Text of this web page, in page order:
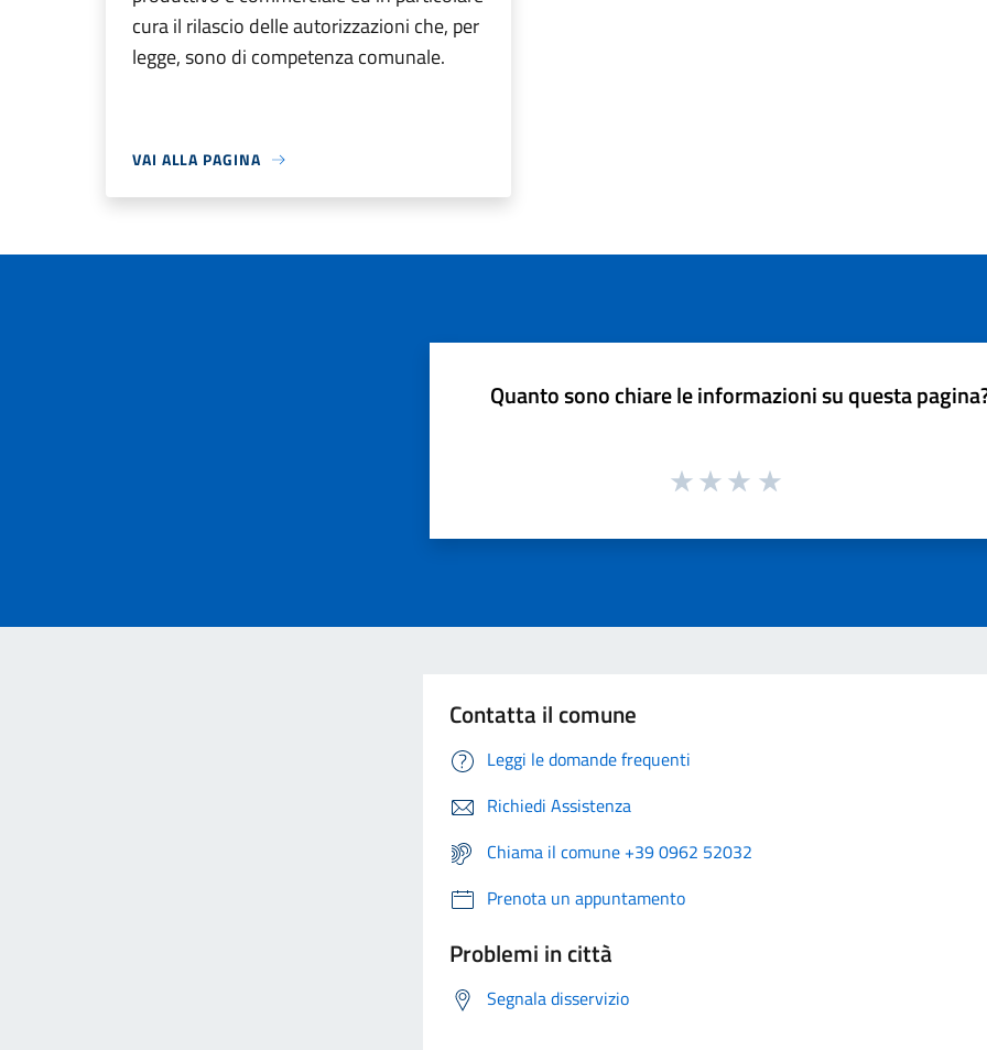
cura il rilascio delle autorizzazioni che, per
legge, sono di competenza comunale.
VAI ALLA PAGINA
Quanto sono chiare le informazioni su questa
Contatta il comune
Leggi le domande frequenti
Richiedi Assistenza
Chiama il comune +39 0962 52032
Prenota un appuntamento
Problemi in città
Segnala disservizio